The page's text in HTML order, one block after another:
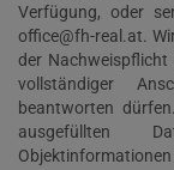
Verfügung, oder
office@fh-real.at.
der Nachweispflicht
vollständiger
beantworten
ausgefüllten
Objektinformationen